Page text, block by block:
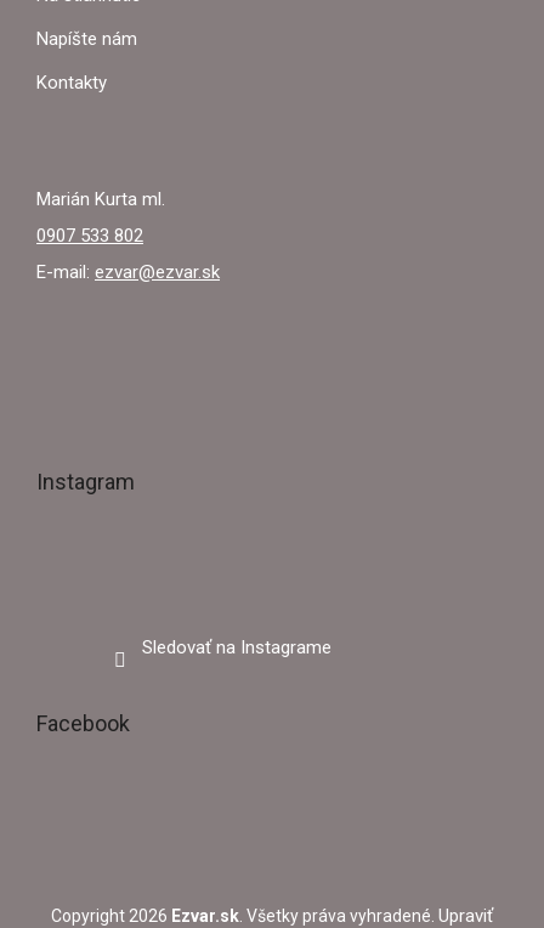
Napíšte nám
Kontakty
Marián Kurta ml.
0907 533 802
E-mail: ezvar@ezvar.sk
Instagram
Sledovať na Instagrame
Facebook
Copyright 2026 Ezvar.sk . Všetky práva vyhradené. Upraviť